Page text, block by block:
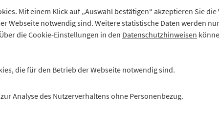
Mit einem Klick auf „Auswahl bestätigen“ akzeptieren Sie
Webseite notwendig sind. Weitere statistische Daten werden
die Cookie-Einstellungen in den Datenschutzhinweisen
die für den Betrieb der Webseite notwendig sind.
Analyse des Nutzerverhaltens ohne Personenbezug.